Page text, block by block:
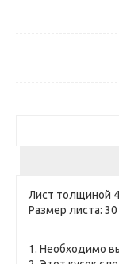
Лист толщиной
Размер листа: 30
1. Необходимо